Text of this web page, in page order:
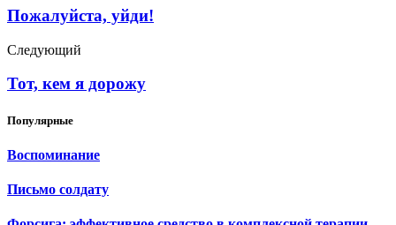
Пожалуйста, уйди!
Следующий
Тот, кем я дорожу
Популярные
Воспоминание
Письмо солдату